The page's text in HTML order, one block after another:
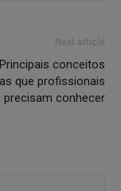
Next article
Principais conceitos
que profissionais
precisam conhecer